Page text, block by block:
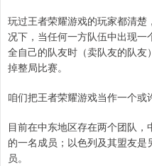
玩过王者荣耀游戏的玩家都清
况下，当任何一方队伍中出现
全自己的队友时（卖队友的队
掉整局比赛。
咱们把王者荣耀游戏当作一个或
目前在中东地区存在两个团队
的一名成员；以色列及其盟友
员。